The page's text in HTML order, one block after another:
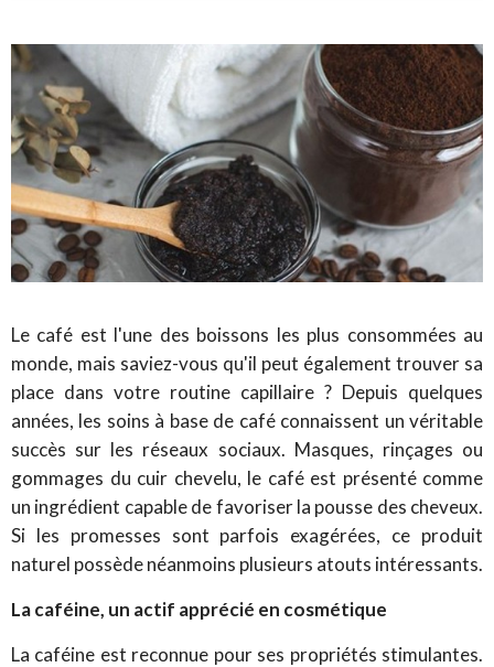
Le café est l'une des boissons les plus consommées au
monde, mais saviez-vous qu'il peut également trouver sa
place dans votre routine capillaire ? Depuis quelques
années, les soins à base de café connaissent un véritable
succès sur les réseaux sociaux. Masques, rinçages ou
gommages du cuir chevelu, le café est présenté comme
un ingrédient capable de favoriser la pousse des cheveux.
Si les promesses sont parfois exagérées, ce produit
naturel possède néanmoins plusieurs atouts intéressants.
La caféine, un actif apprécié en cosmétique
La caféine est reconnue pour ses propriétés stimulantes.